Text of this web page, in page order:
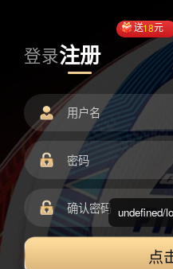
登录注册
送18元
点
undefined/